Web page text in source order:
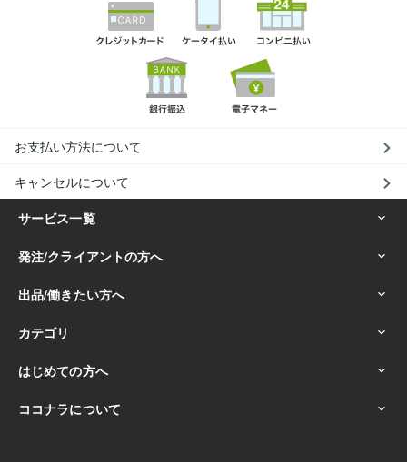
お支払い方法について
キャンセルについて